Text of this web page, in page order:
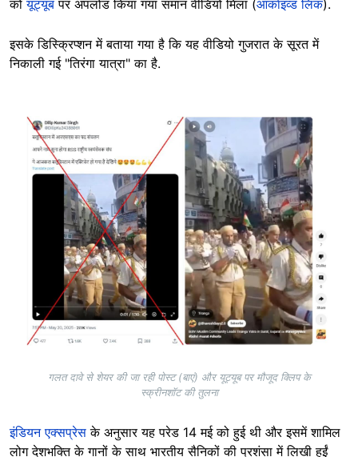
कोयूट्यूबपर अपलोड किया गया समान वीडियो मिला (आर्काइव्ड लिंक).
इसके डिस्क्रिप्शन में बताया गया है कि यह वीडियो गुजरात के सूरत में
निकाली गई "तिरंगा यात्रा" का है.
Image
गलत दावे से शेयर की जा रही पोस्ट (बाएं) और यूट्यूब पर मौजूद क्लिप के
स्क्रीनशॉट की तुलना
इंडियन एक्सप्रेस के अनुसार यह परेड 14 मई को हुई थी और इसमें शामिल
लोग देशभक्ति के गानों के साथ भारतीय सैनिकों की प्रशंसा में लिखी हुईं